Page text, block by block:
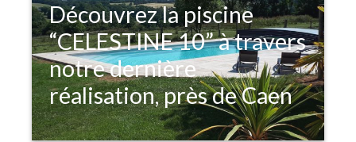
Découvrez la piscine
“CELESTINE 10” à travers
notre dernière
réalisation, près de Caen